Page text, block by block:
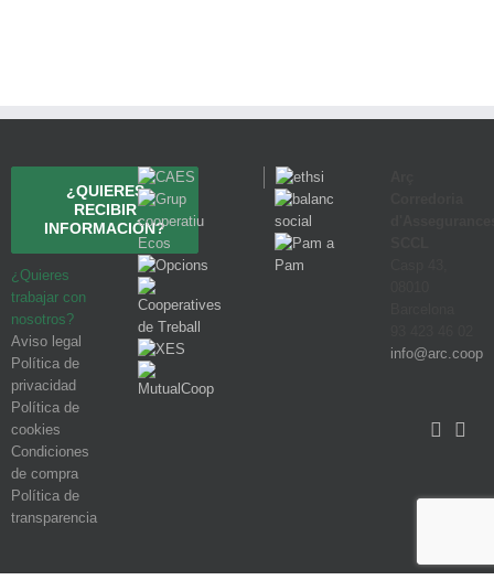
¿QUIERES
RECIBIR
INFORMACIÓN?
¿Quieres
trabajar con
nosotros?
Aviso legal
Política de
privacidad
Política de
cookies
Condiciones
de compra
Política de
transparencia
info@arc.coop